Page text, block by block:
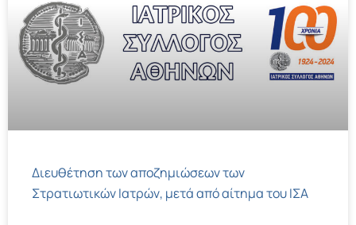
Διευθέτηση των αποζημιώσεων των
Στρατιωτικών Ιατρών, μετά από αίτημα του ΙΣΑ